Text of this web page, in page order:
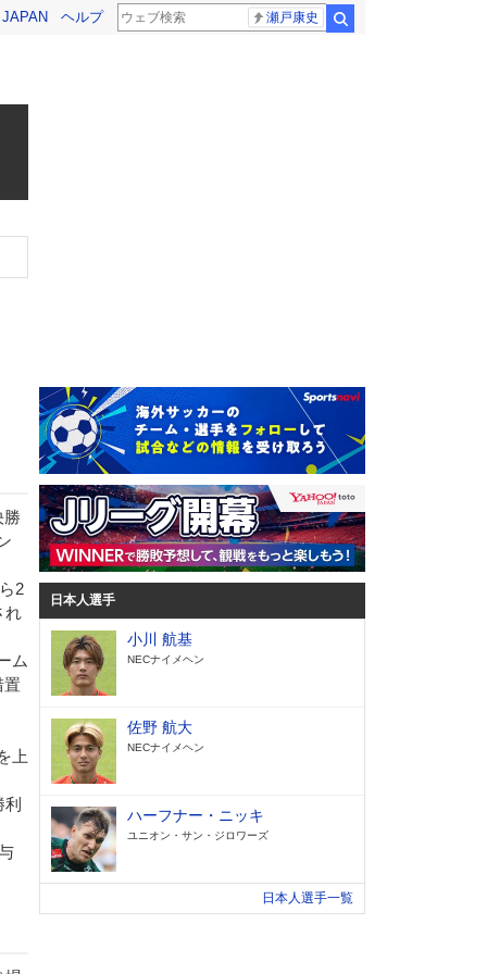
ヘルプ 瀬戸康史
勝
2
れ
ム
置
上
日本人選手
小川 航基
NECナイメヘン
佐野 航大
NECナイメヘン
ハーフナー・ニッキ
ユニオン・サン・ジロワーズ
日本人選手一覧